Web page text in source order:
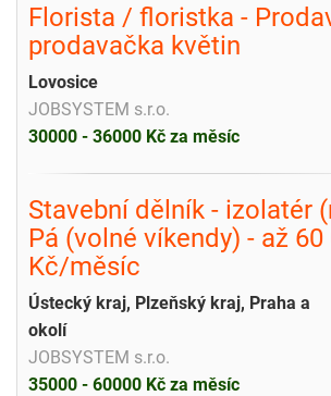
Florista / floristka -
prodavačka květin
Lovosice
JOBSYSTEM s.r.o.
30000 - 36000 Kč za měsíc
Stavební dělník - izolatér
Pá (volné víkendy) - až 60
Kč/měsíc
Ústecký kraj, Plzeňský kraj, Praha a
okolí
JOBSYSTEM s.r.o.
35000 - 60000 Kč za měsíc